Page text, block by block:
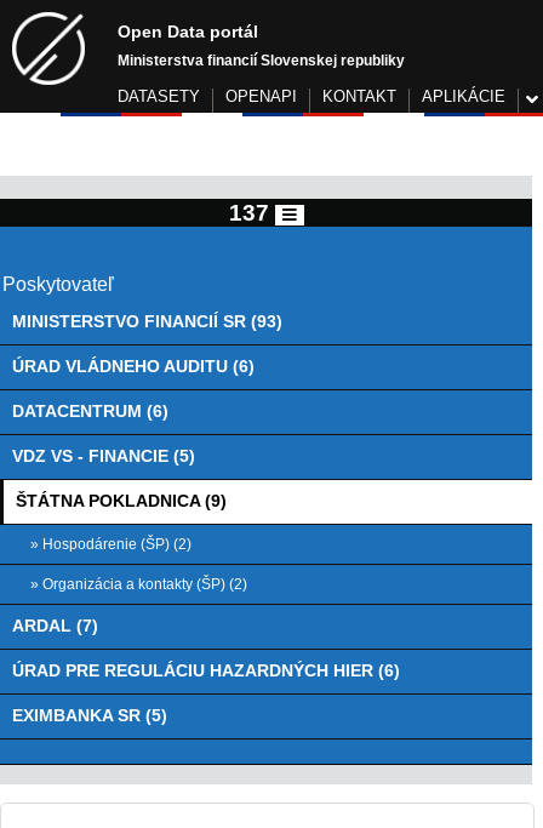
Open Data portál
Ministerstva financií Slovenskej republiky
DATASETY OPENAPI KONTAKT APLIKÁCIE
137
Poskytovateľ
MINISTERSTVO FINANCIÍ SR (93)
ÚRAD VLÁDNEHO AUDITU (6)
DATACENTRUM (6)
VDZ VS - FINANCIE (5)
ŠTÁTNA POKLADNICA (9)
» Hospodárenie (ŠP) (2)
» Organizácia a kontakty (ŠP) (2)
ARDAL (7)
ÚRAD PRE REGULÁCIU HAZARDNÝCH HIER (6)
EXIMBANKA SR (5)